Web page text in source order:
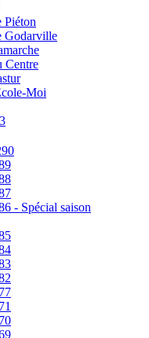
Piéton
Godarville
Centre
Moi
- Spécial saison